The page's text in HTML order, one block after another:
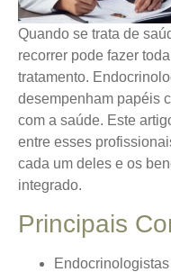
Quando se trata de
recorrer pode fazer
tratamento.
desempenham papéis
com a saúde. Este
entre esses
cada um deles e os
integrado.
Principais